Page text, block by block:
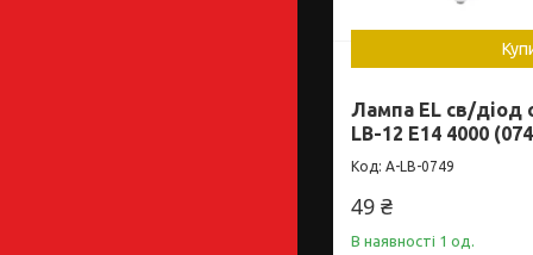
Лампа EL св/діод
LB-12 E14 4000
A-LB-0749
49 ₴
В наявності 1 од.